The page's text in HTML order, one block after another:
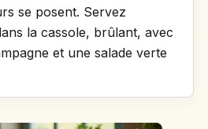
se posent. Servez
la cassole, brûlant, avec
et une salade verte